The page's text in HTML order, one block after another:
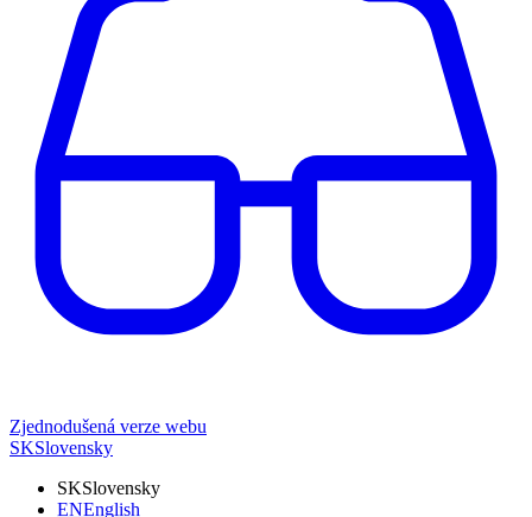
Zjednodušená verze webu
SKSlovensky
SKSlovensky
ENEnglish